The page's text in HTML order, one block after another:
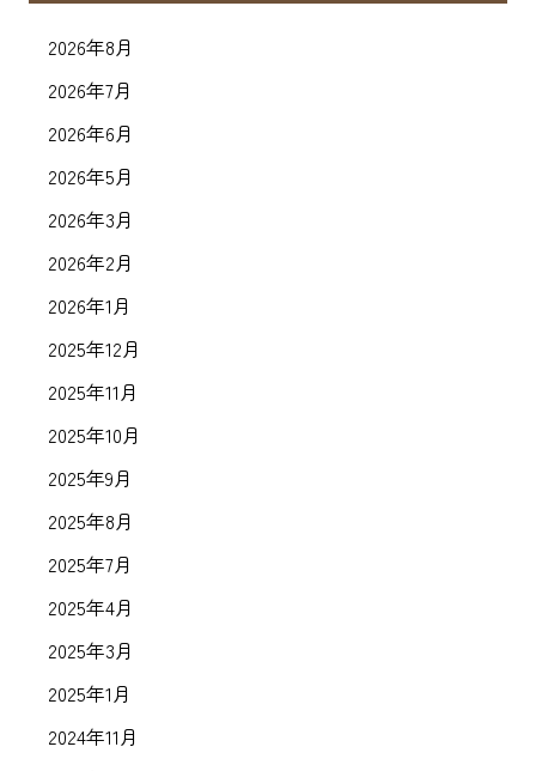
2026年8月
2026年7月
2026年6月
2026年5月
2026年3月
2026年2月
2026年1月
2025年12月
2025年11月
2025年10月
2025年9月
2025年8月
2025年7月
2025年4月
2025年3月
2025年1月
2024年11月